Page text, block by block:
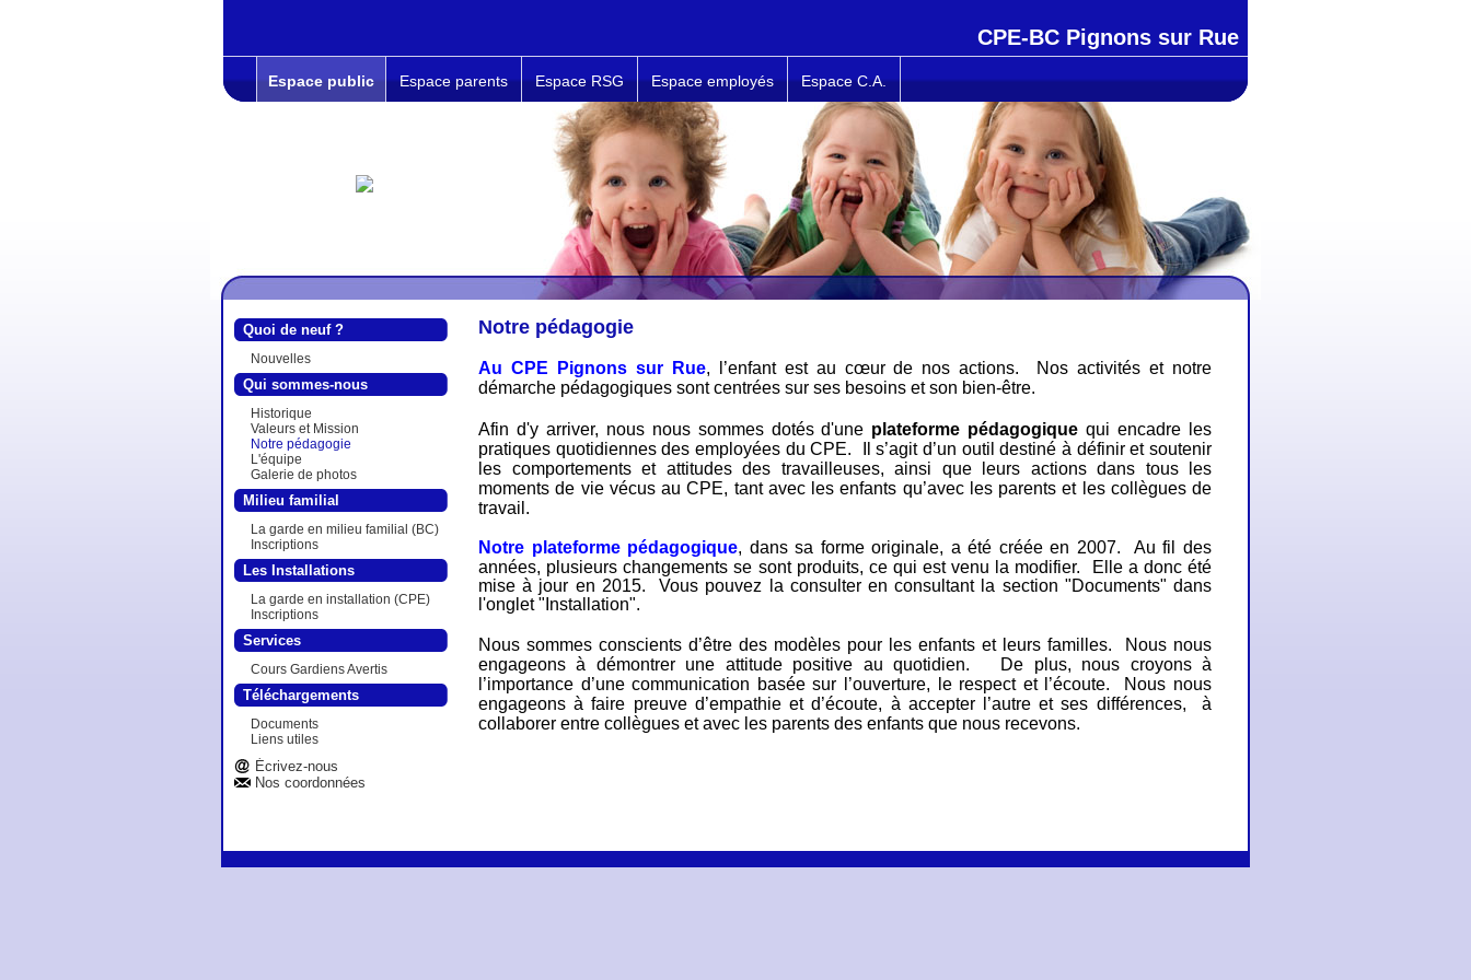
CPE-BC Pignons sur Rue
Espace public Espace parents Espace RSG Espace employés Espace C.A.
Quoi de neuf ?
Nouvelles
Qui sommes-nous
Historique
Valeurs et Mission
Notre pédagogie
L'équipe
Galerie de photos
Milieu familial
La garde en milieu familial (BC)
Inscriptions
Les Installations
La garde en installation (CPE)
Inscriptions
Services
Cours Gardiens Avertis
Téléchargements
Documents
Liens utiles
Écrivez-nous
Nos coordonnées
Notre pédagogie
Au CPE Pignons sur Rue, l ’enfant est au cœur de nos actions.
Nos activités et notre
démarche pédagogiques sont centrées sur ses besoins et son bien-être.
Afin d'y arriver, nous nous sommes dotés d'une plateforme pédagogique quiencadre les
pratiques quotidiennes des employées du CPE.
Il s’agit d’un outil destiné à définir et soutenir
les comportements et attitudes des travailleuses, ainsi que leurs actions dans tous les
moments de vie vécus au CPE, tant avec les enfants qu’avec les parents et les collègues de
travail.
Notre plateforme pédagogique, dans sa forme originale, a été créée en 2007. Au fil des
années, plusieurs changements se sont produits, ce qui est venu la modifier.
Elle a donc été
mise à jour en 2015. Vous pouvez la consulter en consultant la section "Documents" dans
l'onglet "Installation".
Nous sommes conscients d’être des modèles pour les enfants et leurs familles.
Nous nous
engageons à démontrer une attitude positive au quotidien. De plus, nous croyons à
l’importance d’une communication basée sur l’ouverture, le respect et l’écoute. Nous nous
engageons à faire preuve d’empathie et d’écoute, à accepter l’autre et ses différences,
à
collaborer entre collègues et avec les parents des enfants que nous recevons.